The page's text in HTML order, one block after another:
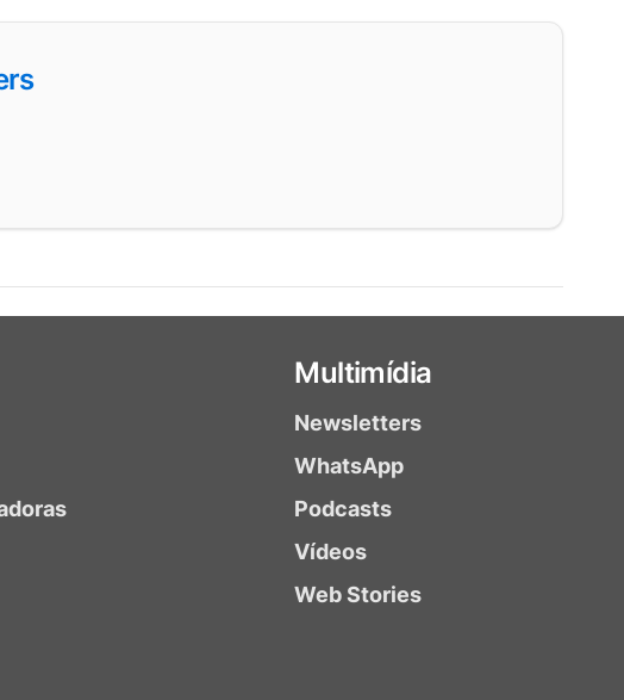
Multimídia
Newsletters
WhatsApp
Podcasts
Vídeos
Web Stories